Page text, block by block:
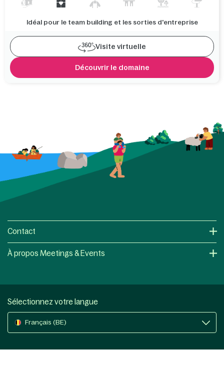
Idéal pour le team building et les sorties d'entreprise
Visite virtuelle
Découvrir le domaine
Contact
À propos Meetings & Events
Sélectionnez votre langue
Français (BE)